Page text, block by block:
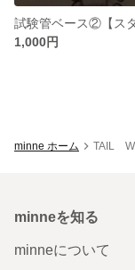
1,000円
minne ホーム TAIL
minneを知る
minneについて